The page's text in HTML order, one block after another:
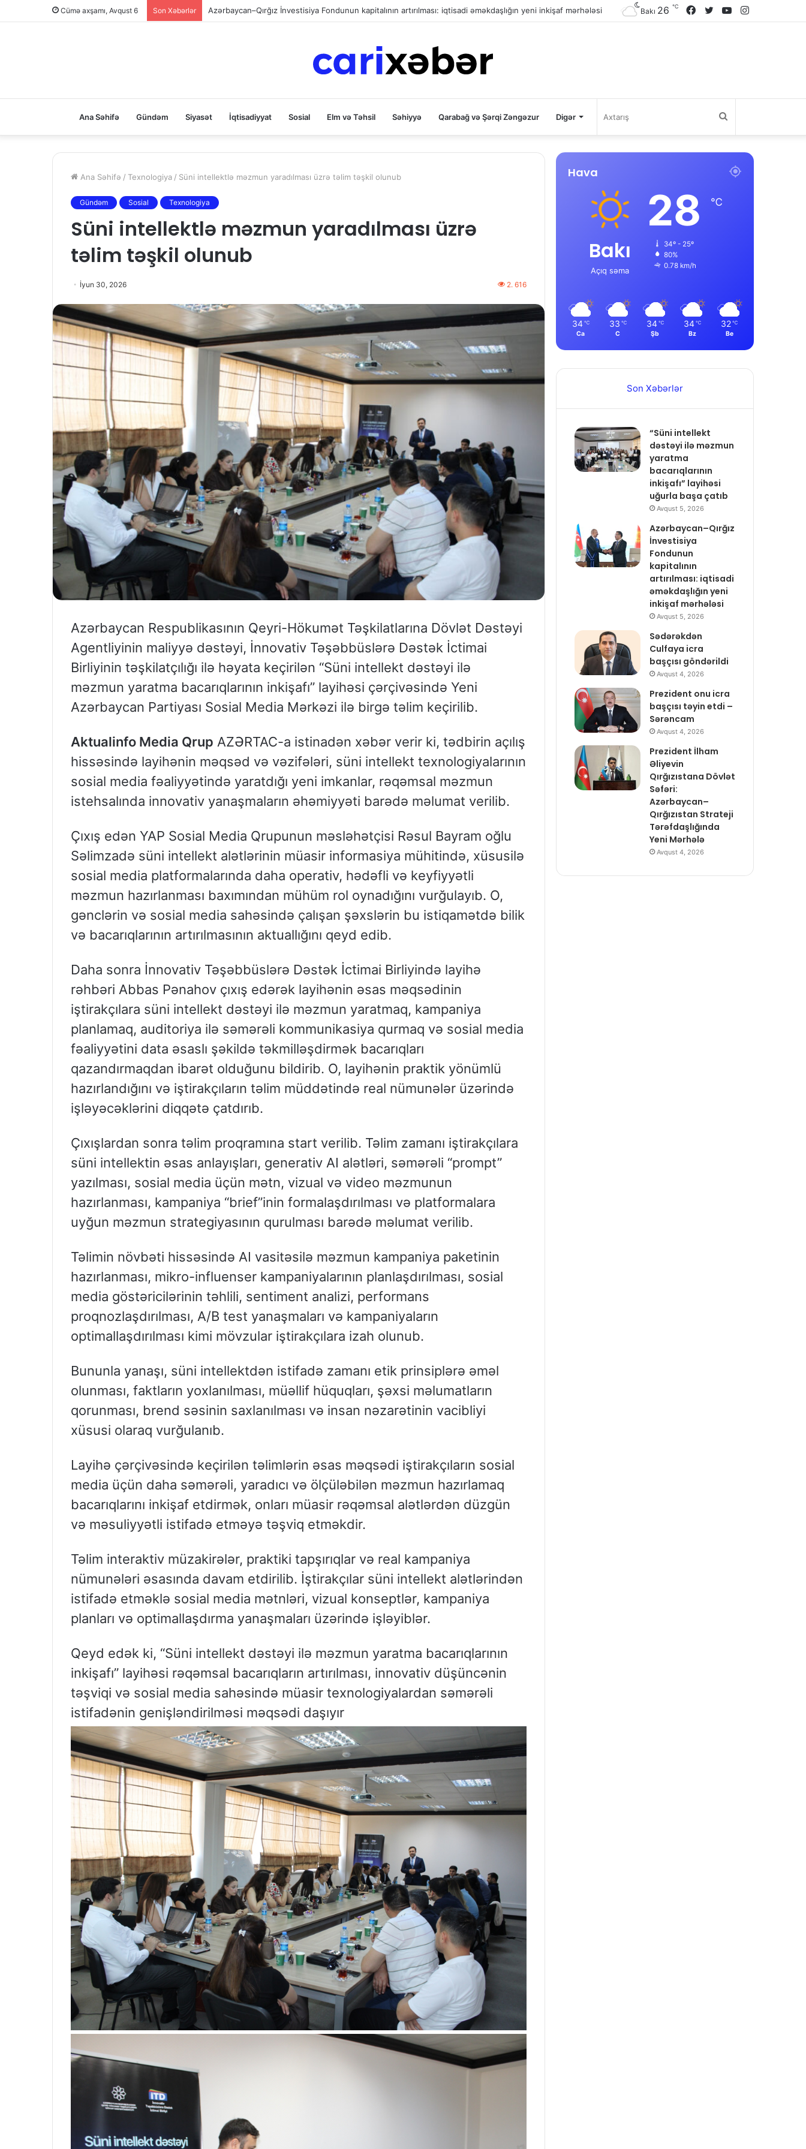
Cümə axşamı, Avqust 6 Son Xəbərlər Sədərəkdən Culfaya icra başçısı göndərildi YouTube
Twitter
Facebook
Bakı 26 ℃
Ana Səhifə Gündəm Siyasət İqtisadiyyat Sosial Elm və Təhsil Səhiyyə Qarabağ və Şərqi Zəngəzur Digər Axtarış
Ana Səhifə / Texnologiya / Süni intellektlə məzmun yaradılması üzrə təlim təşkil olunub
Gündəm Sosial Texnologiya
Süni intellektlə məzmun yaradılması üzrə
təlim təşkil olunub
İyun 30, 2026 2. 616
Azərbaycan Respublikasının Qeyri-Hökumət Təşkilatlarına Dövlət Dəstəyi
Agentliyinin maliyyə dəstəyi, İnnovativ Təşəbbüslərə Dəstək İctimai
Birliyinin təşkilatçılığı ilə həyata keçirilən “Süni intellekt dəstəyi ilə
məzmun yaratma bacarıqlarının inkişafı” layihəsi çərçivəsində Yeni
Azərbaycan Partiyası Sosial Media Mərkəzi ilə birgə təlim keçirilib.
Aktualinfo Media Qrup AZƏRTAC-a istinadən xəbər verir ki, tədbirin açılış
hissəsində layihənin məqsəd və vəzifələri, süni intellekt texnologiyalarının
sosial media fəaliyyətində yaratdığı yeni imkanlar, rəqəmsal məzmun
istehsalında innovativ yanaşmaların əhəmiyyəti barədə məlumat verilib.
Çıxış edən YAP Sosial Media Qrupunun məsləhətçisi Rəsul Bayram oğlu
Səlimzadə süni intellekt alətlərinin müasir informasiya mühitində, xüsusilə
sosial media platformalarında daha operativ, hədəfli və keyfiyyətli
məzmun hazırlanması baxımından mühüm rol oynadığını vurğulayıb. O,
gənclərin və sosial media sahəsində çalışan şəxslərin bu istiqamətdə bilik
və bacarıqlarının artırılmasının aktuallığını qeyd edib.
Daha sonra İnnovativ Təşəbbüslərə Dəstək İctimai Birliyində layihə
rəhbəri Abbas Pənahov çıxış edərək layihənin əsas məqsədinin
iştirakçılara süni intellekt dəstəyi ilə məzmun yaratmaq, kampaniya
planlamaq, auditoriya ilə səmərəli kommunikasiya qurmaq və sosial media
fəaliyyətini data əsaslı şəkildə təkmilləşdirmək bacarıqları
qazandırmaqdan ibarət olduğunu bildirib. O, layihənin praktik yönümlü
hazırlandığını və iştirakçıların təlim müddətində real nümunələr üzərində
işləyəcəklərini diqqətə çatdırıb.
Çıxışlardan sonra təlim proqramına start verilib. Təlim zamanı iştirakçılara
süni intellektin əsas anlayışları, generativ AI alətləri, səmərəli “prompt”
yazılması, sosial media üçün mətn, vizual və video məzmunun
hazırlanması, kampaniya “brief”inin formalaşdırılması və platformalara
uyğun məzmun strategiyasının qurulması barədə məlumat verilib.
Təlimin növbəti hissəsində AI vasitəsilə məzmun kampaniya paketinin
hazırlanması, mikro-influenser kampaniyalarının planlaşdırılması, sosial
media göstəricilərinin təhlili, sentiment analizi, performans
proqnozlaşdırılması, A/B test yanaşmaları və kampaniyaların
optimallaşdırılması kimi mövzular iştirakçılara izah olunub.
Bununla yanaşı, süni intellektdən istifadə zamanı etik prinsiplərə əməl
olunması, faktların yoxlanılması, müəllif hüquqları, şəxsi məlumatların
qorunması, brend səsinin saxlanılması və insan nəzarətinin vacibliyi
xüsusi olaraq vurğulanıb.
Layihə çərçivəsində keçirilən təlimlərin əsas məqsədi iştirakçıların sosial
media üçün daha səmərəli, yaradıcı və ölçüləbilən məzmun hazırlamaq
bacarıqlarını inkişaf etdirmək, onları müasir rəqəmsal alətlərdən düzgün
və məsuliyyətli istifadə etməyə təşviq etməkdir.
Təlim interaktiv müzakirələr, praktiki tapşırıqlar və real kampaniya
nümunələri əsasında davam etdirilib. İştirakçılar süni intellekt alətlərindən
istifadə etməklə sosial media mətnləri, vizual konseptlər, kampaniya
planları və optimallaşdırma yanaşmaları üzərində işləyiblər.
Qeyd edək ki, “Süni intellekt dəstəyi ilə məzmun yaratma bacarıqlarının
inkişafı” layihəsi rəqəmsal bacarıqların artırılması, innovativ düşüncənin
təşviqi və sosial media sahəsində müasir texnologiyalardan səmərəli
istifadənin genişləndirilməsi məqsədi daşıyır
Hava
Bakı
Açıq səma
28 ℃
34º - 25º
80%
0.78 km/h
34 ℃
Ca
33 ℃
C
34 ℃
Şb
34 ℃
Bz
32 ℃
Be
Son Xəbərlər
“Süni intellekt
dəstəyi ilə məzmun
yaratma
bacarıqlarının
inkişafı” layihəsi
uğurla başa çatıb
Avqust 5, 2026
Azərbaycan–Qırğız
İnvestisiya
Fondunun
kapitalının
artırılması: iqtisadi
əməkdaşlığın yeni
inkişaf mərhələsi
Avqust 5, 2026
Sədərəkdən
Culfaya icra
başçısı göndərildi
Avqust 4, 2026
Prezident onu icra
başçısı təyin etdi –
Sərəncam
Avqust 4, 2026
Prezident İlham
Əliyevin
Qırğızıstana Dövlət
Səfəri:
Azərbaycan–
Qırğızıstan Strateji
Tərəfdaşlığında
Yeni Mərhələ
Avqust 4, 2026